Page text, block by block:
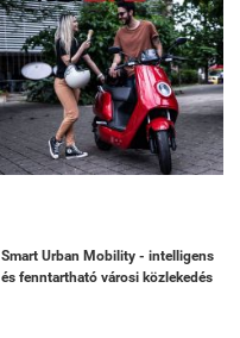
Smart Urban Mobility - intelligens
és fenntartható városi közlekedés